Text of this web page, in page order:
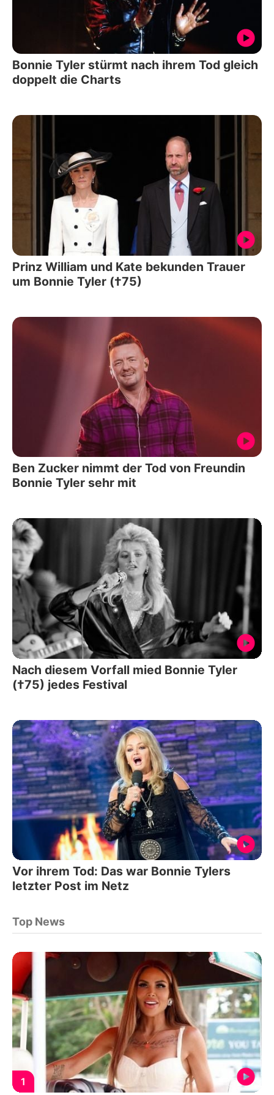
Bonnie Tyler stürmt nach ihrem Tod gleich
doppelt die Charts
Prinz William und Kate bekunden Trauer
um Bonnie Tyler (†75)
Ben Zucker nimmt der Tod von Freundin
Bonnie Tyler sehr mit
Nach diesem Vorfall mied Bonnie Tyler
(†75) jedes Festival
Vor ihrem Tod: Das war Bonnie Tylers
letzter Post im Netz
Top News
1